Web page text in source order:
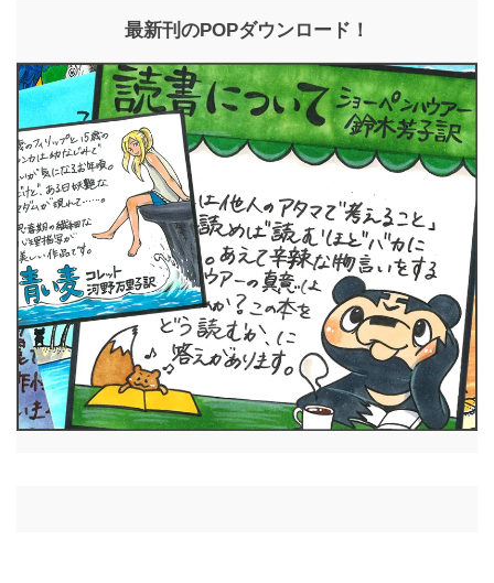
最新刊のPOPダウンロード！